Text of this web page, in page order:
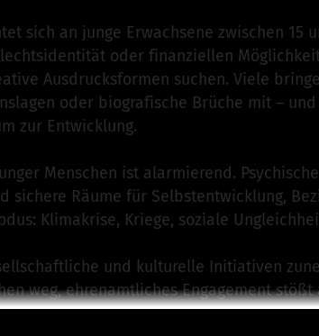
sich an junge Erwachsene zwischen 15
oder finanziellen
Ausdrucksformen suchen. Viele
oder biografische Brüche mit –
zur Entwicklung.
Menschen ist alarmierend.
sichere Räume für Selbstentwicklung,
Klimakrise, Kriege, soziale
und kulturelle Initiativen
weg, ehrenamtliches Engagement
Fördermittel sind durch politische